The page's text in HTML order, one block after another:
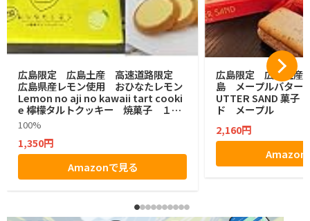
広島限定 広島土産 高速道路限定
広島県産レモン使用 おひなたレモン
Lemon no aji no kawaii tart cooki
e 檸檬タルトクッキー 焼菓子 １２
個
100%
1,350円
Amazonで見る
広島限定 広島土産
島 メープルバター
UTTER SAND 菓
ド メープル
2,160円
Amazon